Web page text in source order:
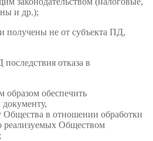
и др.);
не от субъекта ПД,
отказа в
обеспечить
в отношении обработки
реализуемых Обществом